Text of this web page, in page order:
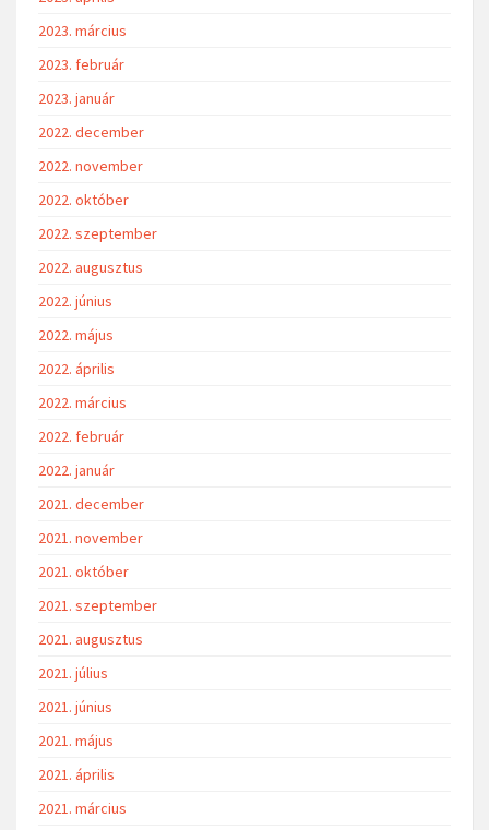
2023. március
2023. február
2023. január
2022. december
2022. november
2022. október
2022. szeptember
2022. augusztus
2022. június
2022. május
2022. április
2022. március
2022. február
2022. január
2021. december
2021. november
2021. október
2021. szeptember
2021. augusztus
2021. július
2021. június
2021. május
2021. április
2021. március